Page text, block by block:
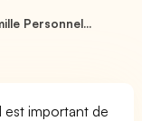
Personnel...
est important de